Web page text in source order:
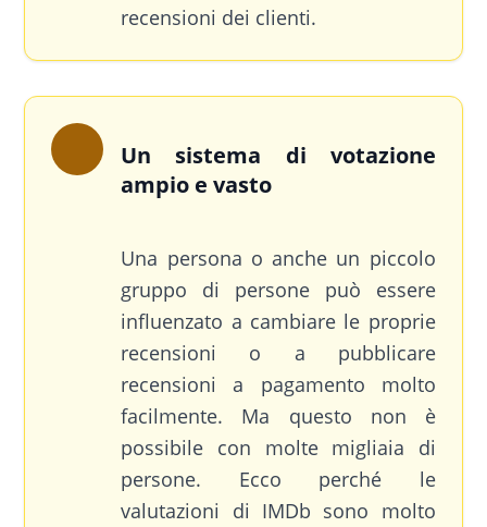
recensioni dei clienti.
Un sistema di votazione
ampio e vasto
Una persona o anche un piccolo
gruppo di persone può essere
influenzato a cambiare le proprie
recensioni o a pubblicare
recensioni a pagamento molto
facilmente. Ma questo non è
possibile con molte migliaia di
persone. Ecco perché le
valutazioni di IMDb sono molto